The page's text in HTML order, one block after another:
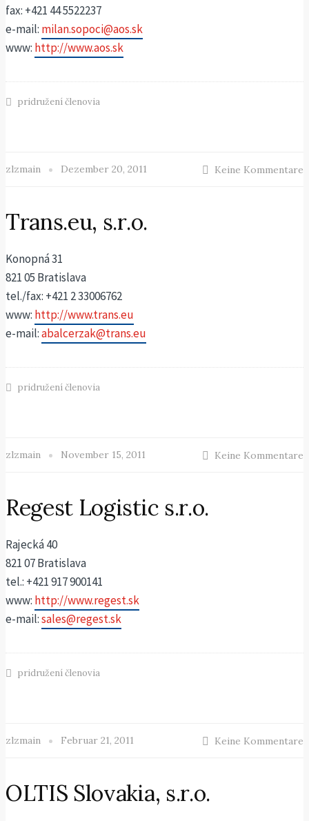
fax: +421 44 5522237
e-mail: milan.sopoci@aos.sk
www: http://www.aos.sk
pridružení členovia
zlzmain Dezember 20, 2011 Keine Kommentare
Trans.eu, s.r.o.
Konopná 31
821 05 Bratislava
tel./fax: +421 2 33006762
www: http://www.trans.eu
e-mail:abalcerzak@trans.eu
pridružení členovia
zlzmain November 15, 2011 Keine Kommentare
Regest Logistic s.r.o.
Rajecká 40
821 07 Bratislava
tel.: +421 917 900141
www: http://www.regest.sk
e-mail:sales@regest.sk
pridružení členovia
zlzmain Februar 21, 2011 Keine Kommentare
OLTIS Slovakia, s.r.o.